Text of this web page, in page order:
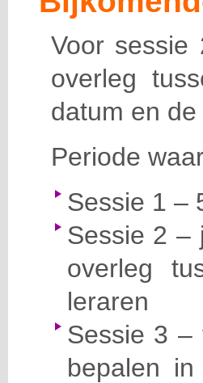
Voor
overleg
datum en
Periode
Sessie 1 –
Sessie 2 –
overleg
leraren
Sessie 3 –
bepalen